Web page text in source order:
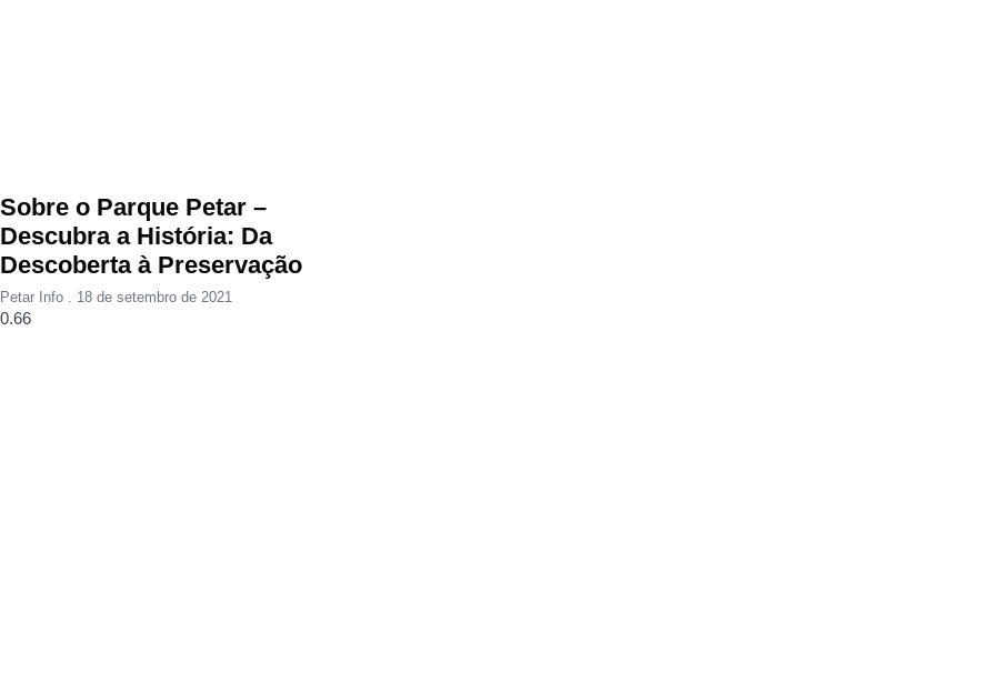
Sobre o Parque Petar –
Descubra a História: Da
Descoberta à Preservação
Petar Info 18 de setembro de 2021